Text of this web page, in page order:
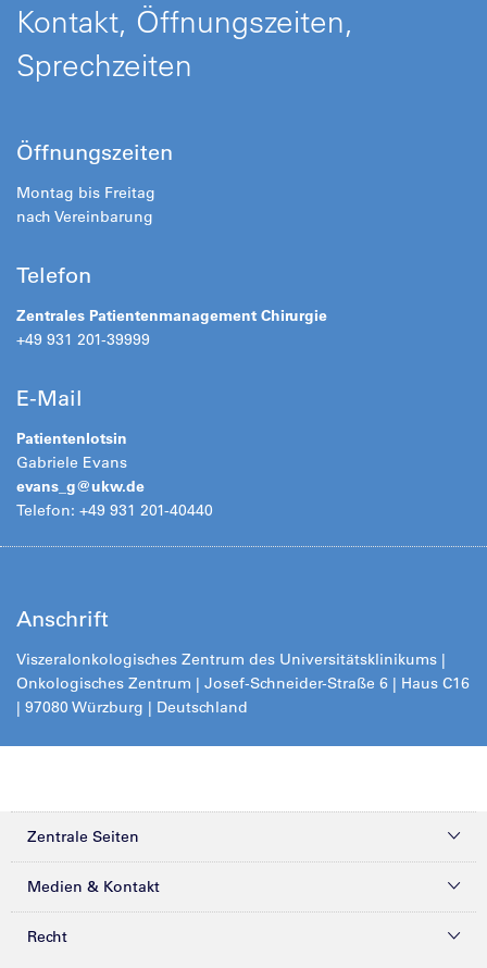
Kontakt, Öffnungszeiten,
Sprechzeiten
Öffnungszeiten
Montag bis Freitag
nach Vereinbarung
Telefon
Zentrales Patientenmanagement Chirurgie
+49 931 201-39999
E-Mail
Patientenlotsin
Gabriele Evans
evans_g@ukw.de
Telefon: +49 931 201-40440
Anschrift
Viszeralonkologisches Zentrum des Universitätsklinikums |
Onkologisches Zentrum | Josef-Schneider-Straße 6 | Haus C16
| 97080 Würzburg | Deutschland
Zentrale Seiten
Kliniken & Zentren
Medien & Kontakt
Presse
Recht